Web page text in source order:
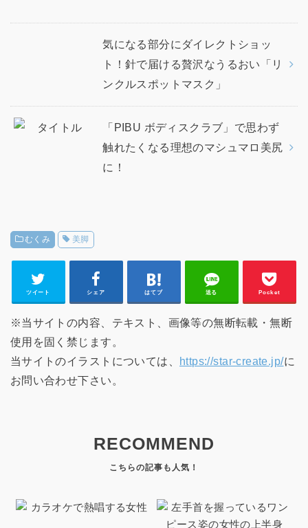
気になる部分にダイレクトショッ
ト！針で届ける贅沢なうるおい「リ
ンクルスポットマスク」
「PIBU ボディスクラブ」で思わず
触れたくなる理想のマシュマロ美尻
に！
むくみ 美脚
ツイート シェア はてブ 送る Pocket
※当サイトの内容、テキスト、画像等の無断転載・無断
使用を固く禁じます。
当サイトのイラストについては、
https://star-create.jp/に
お問い合わせ下さい。
RECOMMEND